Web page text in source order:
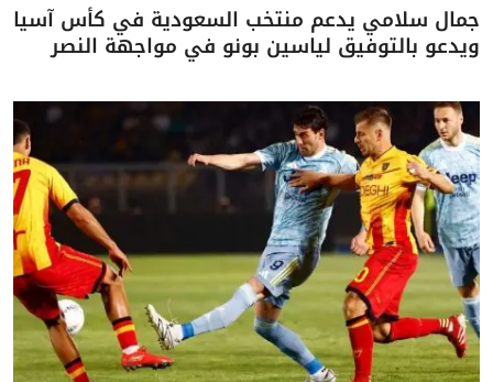
جمال سلامي يدعم منتخب السعودية في كأس آسيا
ويدعو بالتوفيق لياسين بونو في مواجهة النصر